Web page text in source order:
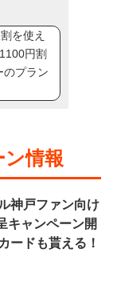
を使え
円割
のプラン
情報
神戸ファン向け
キャンペーン開
ードも貰える！